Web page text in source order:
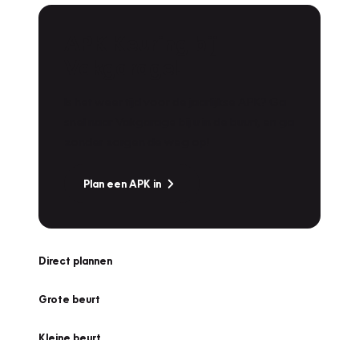
Plan een APK in
Direct plannen
Grote beurt